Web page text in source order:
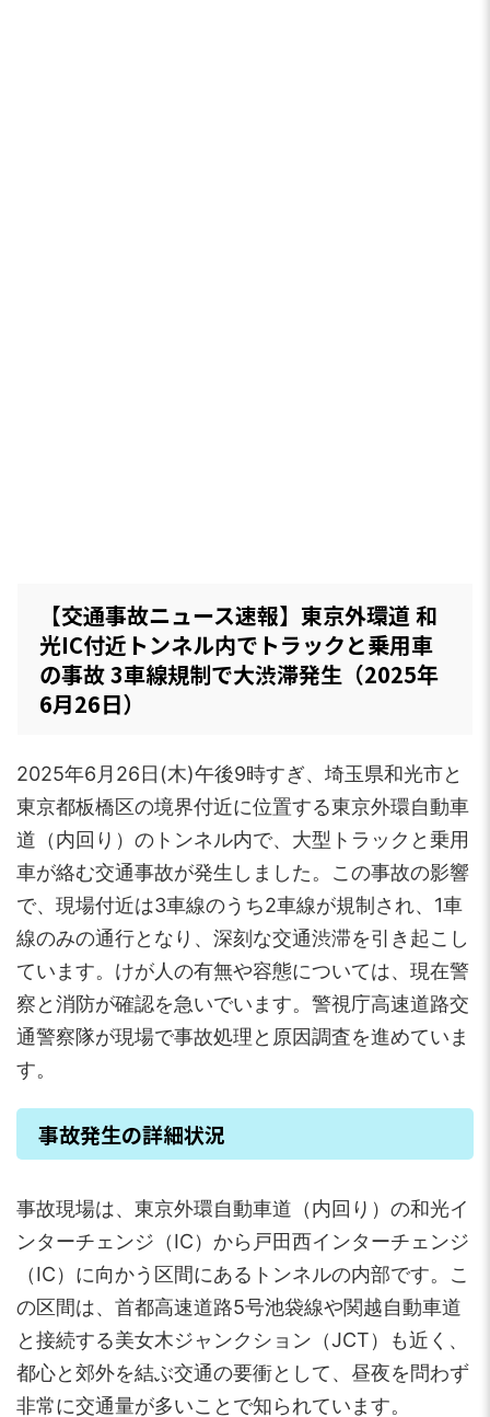
【交通事故ニュース速報】東京外環道 和
光IC付近トンネル内でトラックと乗用車
の事故 3車線規制で大渋滞発生（2025年
6月26日）
2025年6月26日(木)午後9時すぎ、埼玉県和光市と
東京都板橋区の境界付近に位置する東京外環自動車
道（内回り）のトンネル内で、大型トラックと乗用
車が絡む交通事故が発生しました。この事故の影響
で、現場付近は3車線のうち2車線が規制され、1車
線のみの通行となり、深刻な交通渋滞を引き起こし
ています。けが人の有無や容態については、現在警
察と消防が確認を急いでいます。警視庁高速道路交
通警察隊が現場で事故処理と原因調査を進めていま
す。
事故発生の詳細状況
事故現場は、東京外環自動車道（内回り）の和光イ
ンターチェンジ（IC）から戸田西インターチェンジ
（IC）に向かう区間にあるトンネルの内部です。こ
の区間は、首都高速道路5号池袋線や関越自動車道
と接続する美女木ジャンクション（JCT）も近く、
都心と郊外を結ぶ交通の要衝として、昼夜を問わず
非常に交通量が多いことで知られています。